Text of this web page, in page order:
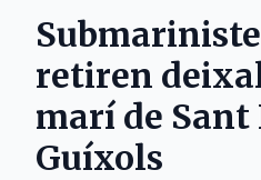
retiren
marí de Sant
Guíxols